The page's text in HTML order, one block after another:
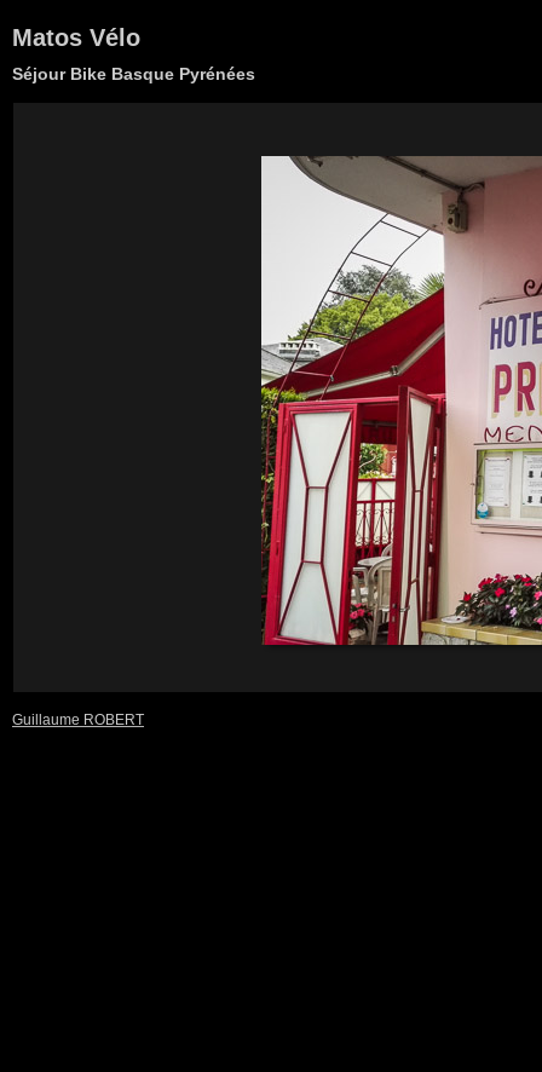
Matos Vélo
Séjour Bike Basque Pyrénées
Guillaume ROBERT